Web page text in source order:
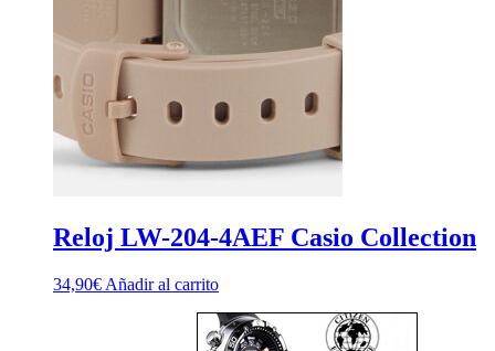
Reloj LW-204-4AEF Casio Collection
34,90€ Añadir al carrito